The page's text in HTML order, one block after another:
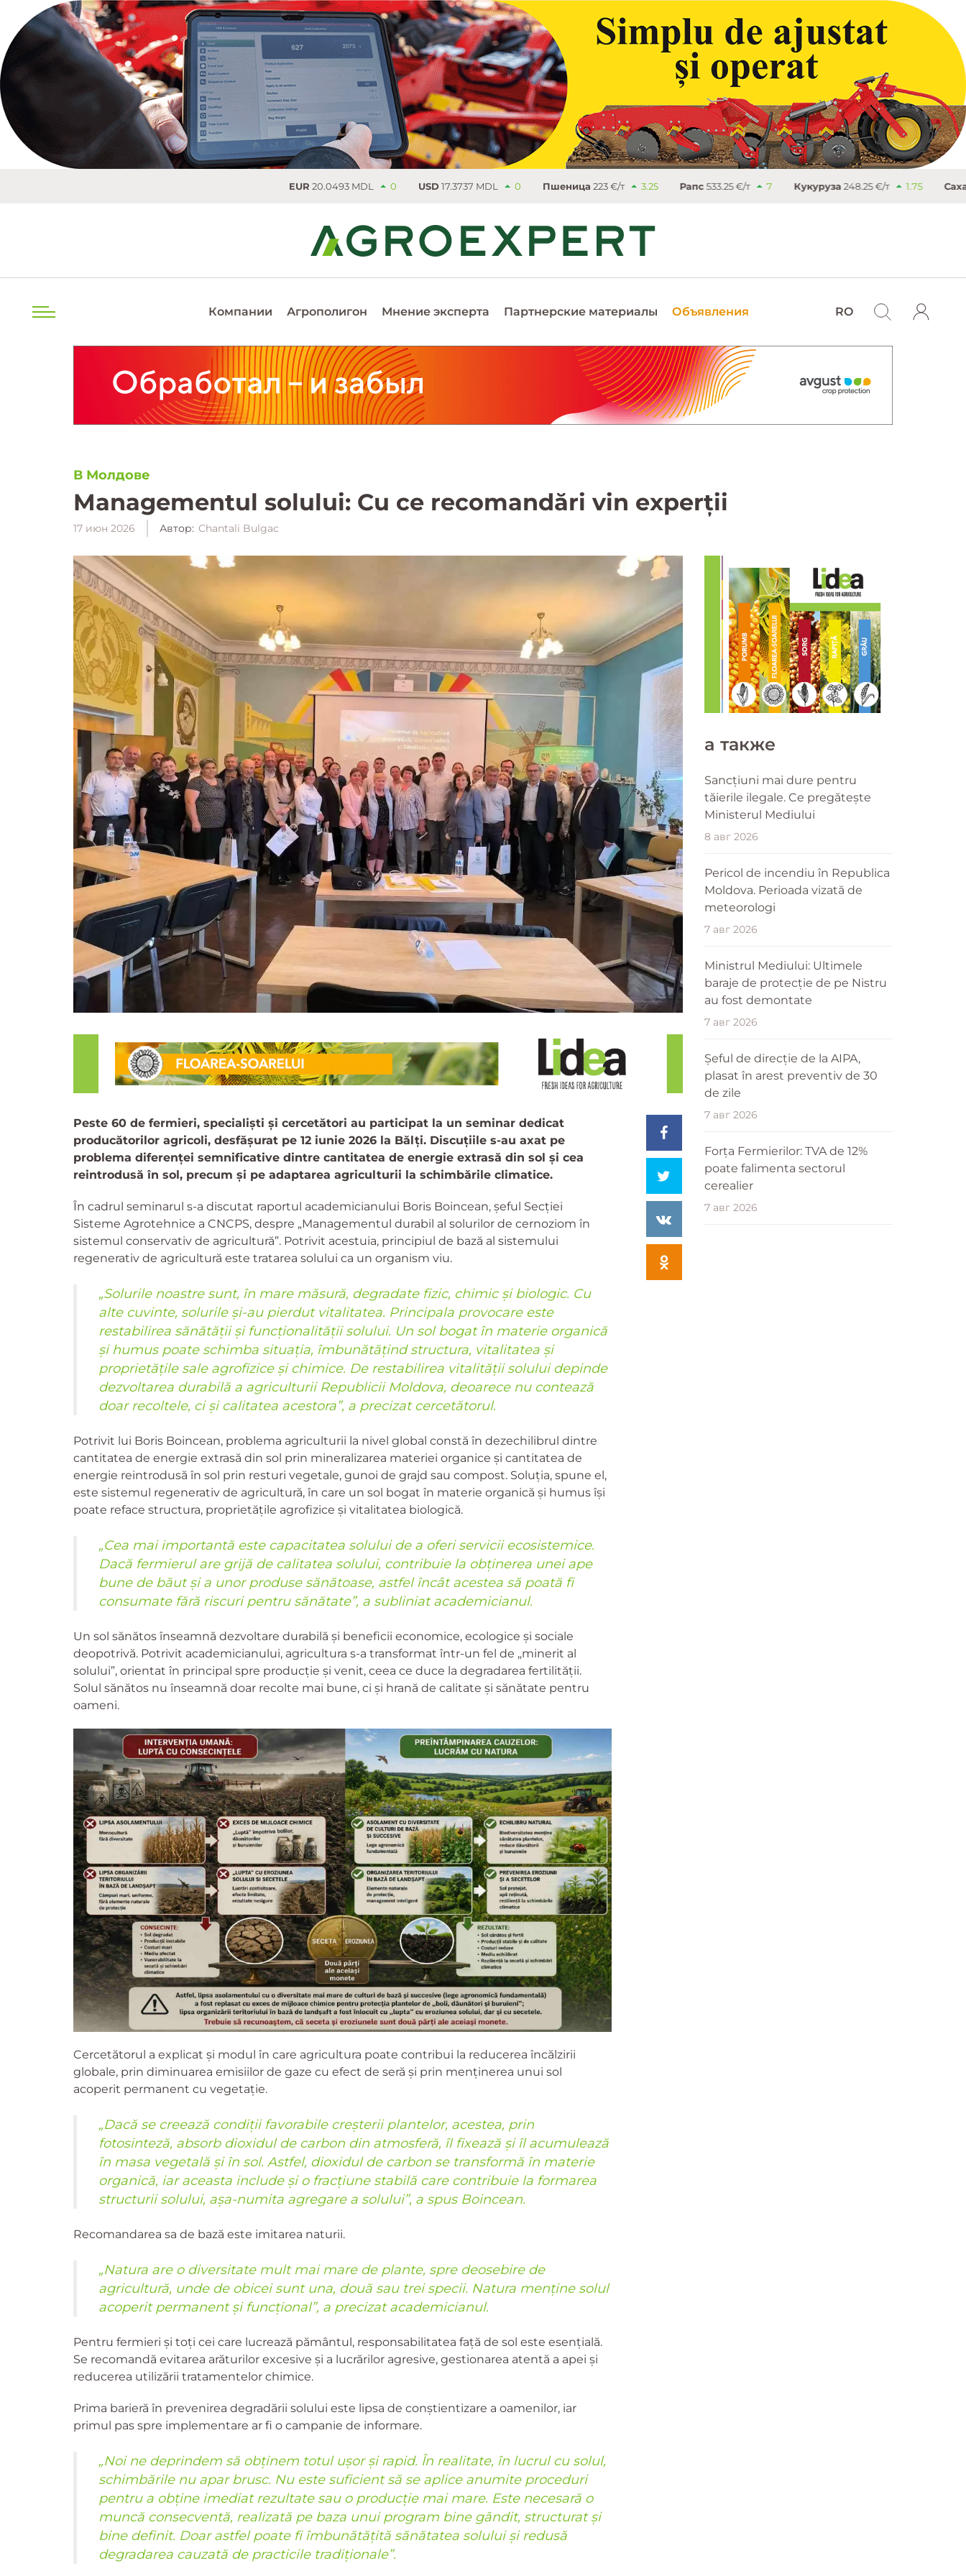
20.0493 MDL 0 USD17.3737 MDL 0 Пшеница223 €/т 3.25 Рапс533.25 €/т 7 Кукуруза248.25 €/т 1.75 Сахар 503.4 €/т
Компании Агрополигон Мнение эксперта Партнерские материалы Объявления RO
В Молдове
Managementul solului: Cu ce recomandări vin experții
17 июн 2026 Автор: Chantali Bulgac
Peste 60 de fermieri, specialiști și cercetători au participat la un seminar dedicat
producătorilor agricoli, desfășurat pe 12 iunie 2026 la Bălți. Discuțiile s-au axat pe
problema diferenței semnificative dintre cantitatea de energie extrasă din sol și cea
reintrodusă în sol, precum și pe adaptarea agriculturii la schimbările climatice.
În cadrul seminarul s-a discutat raportul academicianului Boris Boincean, șeful Secției
Sisteme Agrotehnice a CNCPS, despre „Managementul durabil al solurilor de cernoziom în
sistemul conservativ de agricultură”. Potrivit acestuia, principiul de bază al sistemului
regenerativ de agricultură este tratarea solului ca un organism viu.
„Solurile noastre sunt, în mare măsură, degradate fizic, chimic și biologic. Cu
alte cuvinte, solurile și-au pierdut vitalitatea. Principala provocare este
restabilirea sănătății și funcționalității solului. Un sol bogat în materie organică
și humus poate schimba situația, îmbunătățind structura, vitalitatea și
proprietățile sale agrofizice și chimice. De restabilirea vitalității solului depinde
dezvoltarea durabilă a agriculturii Republicii Moldova, deoarece nu contează
doar recoltele, ci și calitatea acestora”, a precizat cercetătorul.
Potrivit lui Boris Boincean, problema agriculturii la nivel global constă în dezechilibrul dintre
cantitatea de energie extrasă din sol prin mineralizarea materiei organice și cantitatea de
energie reintrodusă în sol prin resturi vegetale, gunoi de grajd sau compost. Soluția, spune el,
este sistemul regenerativ de agricultură, în care un sol bogat în materie organică și humus își
poate reface structura, proprietățile agrofizice și vitalitatea biologică.
„Cea mai importantă este capacitatea solului de a oferi servicii ecosistemice.
Dacă fermierul are grijă de calitatea solului, contribuie la obținerea unei ape
bune de băut și a unor produse sănătoase, astfel încât acestea să poată fi
consumate fără riscuri pentru sănătate”, a subliniat academicianul.
Un sol sănătos înseamnă dezvoltare durabilă și beneficii economice, ecologice și sociale
deopotrivă. Potrivit academicianului, agricultura s-a transformat într-un fel de „minerit al
solului”, orientat în principal spre producție și venit, ceea ce duce la degradarea fertilității.
Solul sănătos nu înseamnă doar recolte mai bune, ci și hrană de calitate și sănătate pentru
oameni.
Cercetătorul a explicat și modul în care agricultura poate contribui la reducerea încălzirii
globale, prin diminuarea emisiilor de gaze cu efect de seră și prin menținerea unui sol
acoperit permanent cu vegetație.
„Dacă se creează condiții favorabile creșterii plantelor, acestea, prin
fotosinteză, absorb dioxidul de carbon din atmosferă, îl fixează și îl acumulează
în masa vegetală și în sol. Astfel, dioxidul de carbon se transformă în materie
organică, iar aceasta include și o fracțiune stabilă care contribuie la formarea
structurii solului, așa-numita agregare a solului”, a spus Boincean.
Recomandarea sa de bază este imitarea naturii.
„Natura are o diversitate mult mai mare de plante, spre deosebire de
agricultură, unde de obicei sunt una, două sau trei specii. Natura menține solul
acoperit permanent și funcțional”, a precizat academicianul.
Pentru fermieri și toți cei care lucrează pământul, responsabilitatea față de sol este esențială.
Se recomandă evitarea arăturilor excesive și a lucrărilor agresive, gestionarea atentă a apei și
reducerea utilizării tratamentelor chimice.
Prima barieră în prevenirea degradării solului este lipsa de conștientizare a oamenilor, iar
primul pas spre implementare ar fi o campanie de informare.
„Noi ne deprindem să obținem totul ușor și rapid. În realitate, în lucrul cu solul,
schimbările nu apar brusc. Nu este suficient să se aplice anumite proceduri
pentru a obține imediat rezultate sau o producție mai mare. Este necesară o
muncă consecventă, realizată pe baza unui program bine gândit, structurat și
bine definit. Doar astfel poate fi îmbunătățită sănătatea solului și redusă
degradarea cauzată de practicile tradiționale”.
a также
Sancțiuni mai dure pentru
tăierile ilegale. Ce pregătește
Ministerul Mediului
8 авг 2026
Pericol de incendiu în Republica
Moldova. Perioada vizată de
meteorologi
7 авг 2026
Ministrul Mediului: Ultimele
baraje de protecție de pe Nistru
au fost demontate
7 авг 2026
Șeful de direcție de la AIPA,
plasat în arest preventiv de 30
de zile
7 авг 2026
Forța Fermierilor: TVA de 12%
poate falimenta sectorul
cerealier
7 авг 2026